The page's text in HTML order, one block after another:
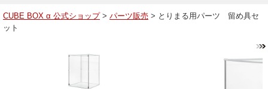
ューブボックスαレイアウト例
CUBE BOX α 公式ショップ> パーツ販売 > とりまる用パーツ 留め具セ
ット